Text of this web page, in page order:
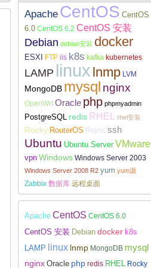
Linux下安装配置WireGuard
Apache CentOS CentOS
6.0 CentOS 6.2 CentOS 安装
Debian debian安装 docker
ESXI FTP iis k8s kafka kubernetes
LAMP linux lnmp LVM
MongoDB mysql nginx
OpenWrt Oracle php phpmyadmin
PostgreSQL redis RHEL rhel安装
Rocky RouterOS Rsync ssh
Ubuntu Ubuntu Server VMware
vpn Windows Windows Server 2003
Windows Server 2008 R2 yum yum源
Zabbix 数据库 远程桌面
Apache CentOS CentOS 6.0
CentOS 安装 Debian docker k8s
LAMP linux lnmp MongoDB mysql
nginx Oracle php redis RHEL Rocky